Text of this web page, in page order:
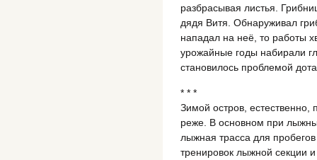
разбрасывая листья.
дядя Витя. Обнаруживал
нападал на неё, то работы
урожайные годы набирали
становилось проблемой
* * *
Зимой остров,
реже. В основном при
лыжная трасса для
тренировок лыжной секции